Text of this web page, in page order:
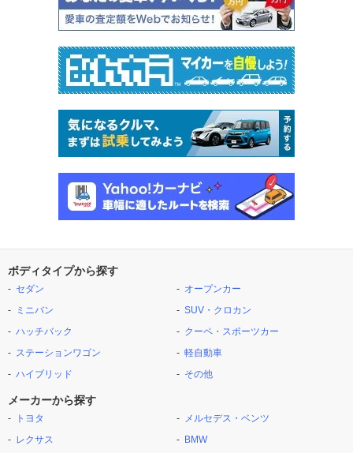
ボディタイプから探す
セダン
ミニバン
ハッチバック
ステーションワゴン
ハイブリッド
オープンカー
SUV・クロカン
クーペ・スポーツカー
軽自動車
その他
メーカーから探す
トヨタ
レクサス
メルセデス・ベンツ
BMW